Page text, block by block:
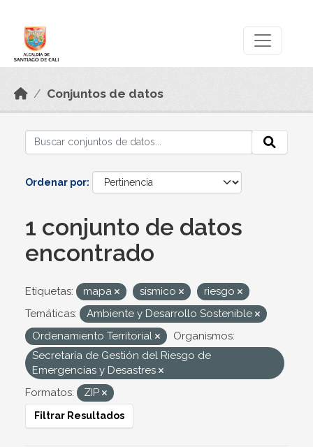
Conjuntos de datos
Ordenar por
1 conjunto de datos
encontrado
Etiquetas: mapa sismico
riesgo
Temáticas:
Ambiente y Desarrollo Sostenible
Ordenamiento Territorial
Organismos:
Secretaría de Gestión del Riesgo de
Emergencias y Desastres
Formatos:
ZIP
Filtrar Resultados